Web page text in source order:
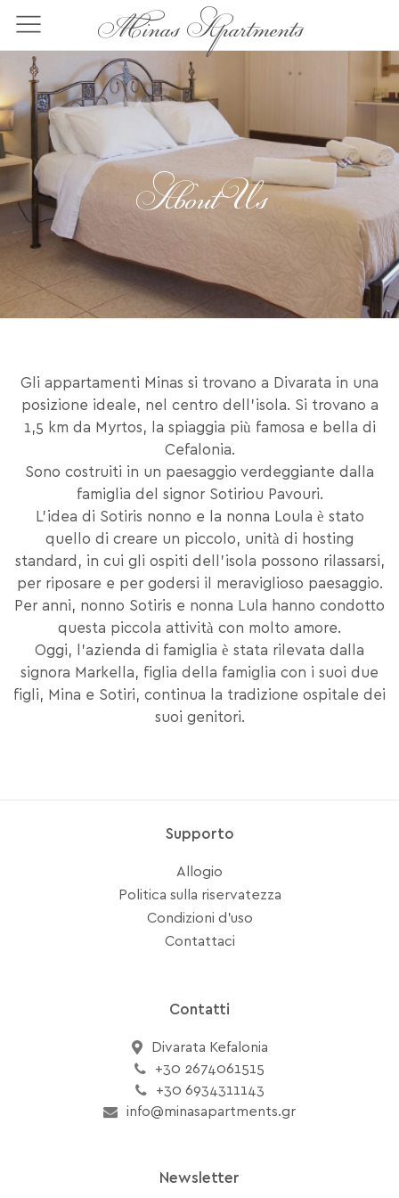
contenuto
principale
Minas Apartments
About Us
Gli appartamenti Minas si trovano a Divarata in una
posizione ideale, nel centro dell'isola. Si trovano a
1,5 km da Myrtos, la spiaggia più famosa e bella di
Cefalonia.
Sono costruiti in un paesaggio verdeggiante dalla
famiglia del signor Sotiriou Pavouri.
L'idea di Sotiris nonno e la nonna Loula è stato
quello di creare un piccolo, unità di hosting
standard, in cui gli ospiti dell'isola possono rilassarsi,
per riposare e per godersi il meraviglioso paesaggio.
Per anni, nonno Sotiris e nonna Lula hanno condotto
questa piccola attività con molto amore.
Oggi, l'azienda di famiglia è stata rilevata dalla
signora Markella, figlia della famiglia con i suoi due
figli, Mina e Sotiri, continua la tradizione ospitale dei
suoi genitori.
Supporto
Allogio
Politica sulla riservatezza
Condizioni d'uso
Contattaci
Contatti
Divarata Kefalonia
+30 2674061515
+30 6934311143
info@minasapartments.gr
Newsletter